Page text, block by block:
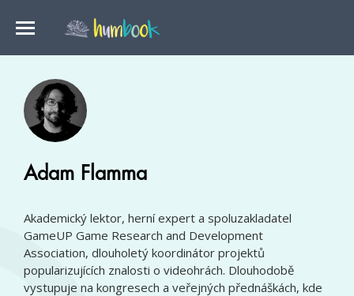
Adam Flamma
Akademický lektor, herní expert a spoluzakladatel
GameUP Game Research and Development
Association, dlouholetý koordinátor projektů
popularizujících znalosti o videohrách. Dlouhodobě
vystupuje na kongresech a veřejných přednáškách, kde